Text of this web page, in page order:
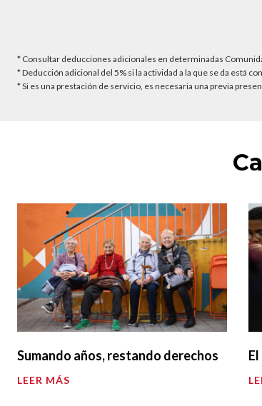
* Consultar deducciones adicionales en determinadas
* Deducción adicional del 5% si la actividad a la que se da está
* Si es una prestación de servicio, es necesaria una previa
Sumando años, restando derechos
LEER MÁS